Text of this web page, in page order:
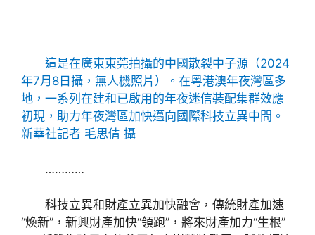
這是在廣東東莞拍攝的中國散裂中子源（2024
年7月8日攝，無人機照片）。在粵港澳年夜灣區多
地，一系列在建和已啟用的年夜迷信裝配集群效應
初現，助力年夜灣區加快邁向國際科技立異中間。
新華社記者 毛思倩 攝
…………
科技立異和財產立異加快融會，傳統財產加速
“煥新”，新興財產加快“領跑”，將來財產加力“生根”